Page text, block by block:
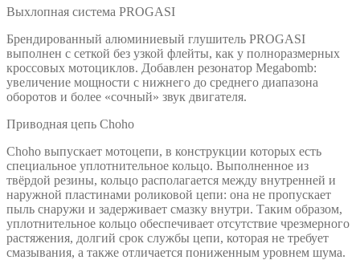
Выхлопная система PROGASI
Брендированный алюминиевый глушитель PROGASI
выполнен с сеткой без узкой флейты, как у полноразмерных
кроссовых мотоциклов. Добавлен резонатор Megabomb:
увеличение мощности c нижнего до среднего диапазона
оборотов и более «сочный» звук двигателя.
Приводная цепь Choho
Choho выпускает мотоцепи, в конструкции которых есть
специальное уплотнительное кольцо. Выполненное из
твёрдой резины, кольцо располагается между внутренней и
наружной пластинами роликовой цепи: она не пропускает
пыль снаружи и задерживает смазку внутри. Таким образом,
уплотнительное кольцо обеспечивает отсутствие чрезмерного
растяжения, долгий срок службы цепи, которая не требует
смазывания, а также отличается пониженным уровнем шума.